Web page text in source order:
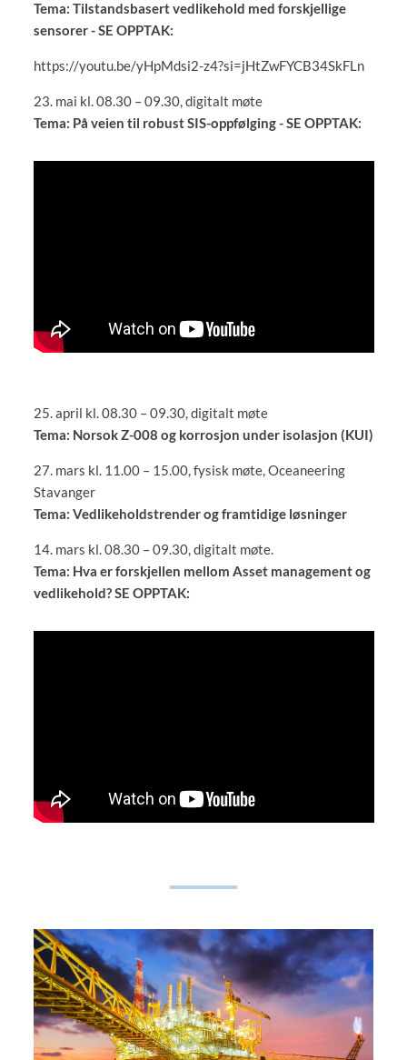
Tema: Tilstandsbasert vedlikehold med forskjellige
sensorer - SE OPPTAK:
https://youtu.be/yHpMdsi2-z4?si=jHtZwFYCB34SkFLn
23. mai kl. 08.30 – 09.30, digitalt møte
Tema: På veien til robust SIS-oppfølging - SE OPPTAK:
25. april kl. 08.30 – 09.30, digitalt møte
Tema: Norsok Z-008 og korrosjon under isolasjon (KUI)
27. mars kl. 11.00 – 15.00, fysisk møte, Oceaneering
Stavanger
Tema: Vedlikeholdstrender og framtidige løsninger
14. mars kl. 08.30 – 09.30, digitalt møte.
Tema: Hva er forskjellen mellom Asset management og
vedlikehold? SE OPPTAK: